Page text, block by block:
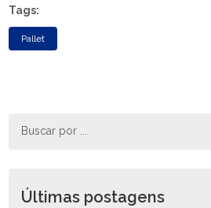
Tags:
Pallet
Últimas postagens